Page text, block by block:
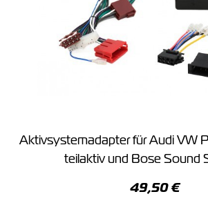
Keine Suchergebnisse gefunden.
Aktivsystemadapter für Audi VW
teilaktiv und Bose Sound
49,50 €